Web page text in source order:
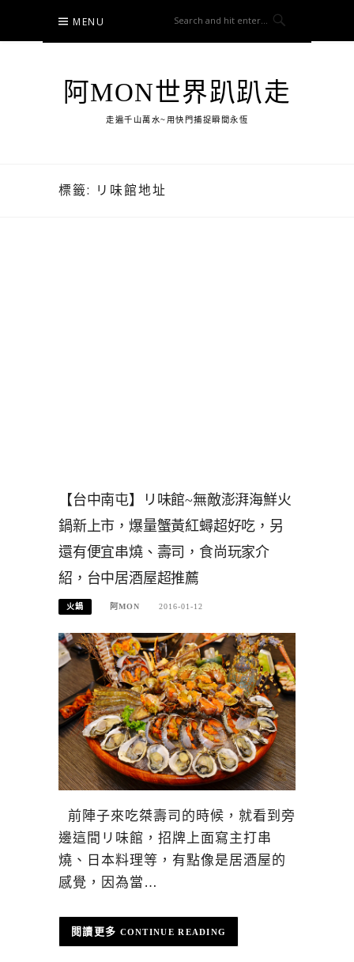
content
MENU
阿MON世界趴趴走
走遍千山萬水~用快門捕捉瞬間永恆
標籤: リ味館地址
【台中南屯】リ味館~無敵澎湃海鮮火
鍋新上市，爆量蟹黃紅蟳超好吃，另
還有便宜串燒、壽司，食尚玩家介
紹，台中居酒屋超推薦
火鍋 阿MON 2016-01-12
前陣子來吃桀壽司的時候，就看到旁
邊這間リ味館，招牌上面寫主打串
燒、日本料理等，有點像是居酒屋的
感覺，因為當…
CONTINUE READING